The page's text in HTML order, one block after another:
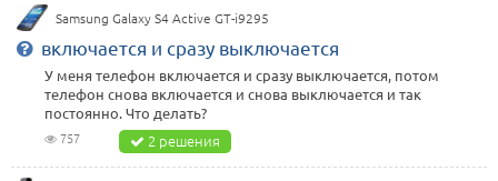
Samsung Galaxy S4 Active GT-i9295
включается и сразу выключается
У меня телефон включается и сразу выключается, потом
телефон снова включается и снова выключается и так
постоянно. Что делать?
757 2 решения